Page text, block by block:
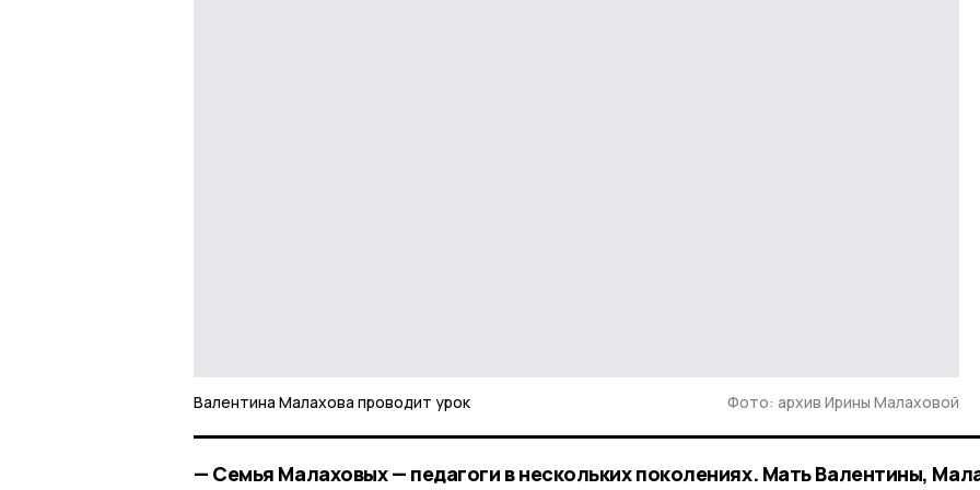
Валентина Малахова проводит урок Фото: архив Ирины Малаховой
— Семья Малаховых — педагоги в нескольких поколениях. Мать Валентины,